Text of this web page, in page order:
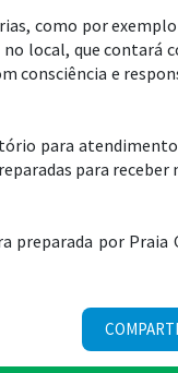
como por
local, que contará
consciência e
para
para
por Praia